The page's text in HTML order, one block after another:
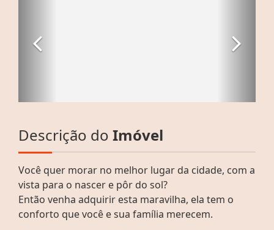
Descrição do Imóvel
Você quer morar no melhor lugar da cidade, com a
vista para o nascer e pôr do sol?
Então venha adquirir esta maravilha, ela tem o
conforto que você e sua família merecem.